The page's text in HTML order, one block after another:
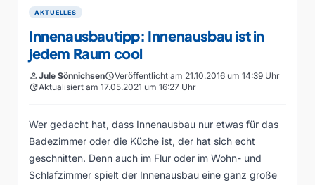
AKTUELLES
Innenausbautipp: Innenausbau ist in
jedem Raum cool
personJule SönnichsenscheduleVeröffentlicht am 21.10.2016 um 14:39 Uhr
updateAktualisiert am 17.05.2021 um 16:27 Uhr
Wer gedacht hat, dass Innenausbau nur etwas für das
Badezimmer oder die Küche ist, der hat sich echt
geschnitten. Denn auch im Flur oder im Wohn- und
Schlafzimmer spielt der Innenausbau eine ganz große